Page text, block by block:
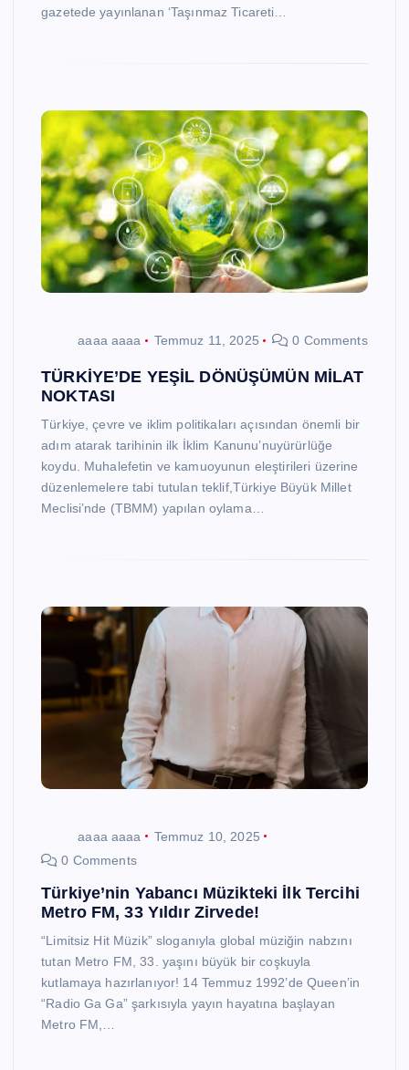
gazetede yayınlanan ‘Taşınmaz Ticareti…
aaaa aaaa Temmuz 11, 2025 0 Comments
TÜRKİYE’DE YEŞİL DÖNÜŞÜMÜN MİLAT
NOKTASI
Türkiye, çevre ve iklim politikaları açısından önemli bir
adım atarak tarihinin ilk İklim Kanunu’nuyürürlüğe
koydu. Muhalefetin ve kamuoyunun eleştirileri üzerine
düzenlemelere tabi tutulan teklif,Türkiye Büyük Millet
Meclisi’nde (TBMM) yapılan oylama…
aaaa aaaa
Temmuz 10, 2025
0 Comments
Türkiye’nin Yabancı Müzikteki İlk Tercihi
Metro FM, 33 Yıldır Zirvede!
“Limitsiz Hit Müzik” sloganıyla global müziğin nabzını
tutan Metro FM, 33. yaşını büyük bir coşkuyla
kutlamaya hazırlanıyor! 14 Temmuz 1992’de Queen’in
“Radio Ga Ga” şarkısıyla yayın hayatına başlayan
Metro FM,…